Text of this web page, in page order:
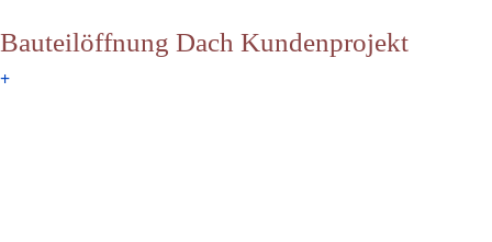
Bauteilöffnung Dach Kundenprojekt
+